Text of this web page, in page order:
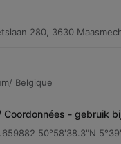
280, 3630
Belgique
Coordonnées - gebruik
50°58'38.3"N